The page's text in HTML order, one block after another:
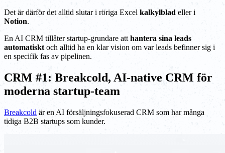
Det är därför det alltid slutar i röriga Excel kalkylblad eller i
Notion.
En AI CRM tillåter startup-grundare att hantera sina leads
automatiskt och alltid ha en klar vision om var leads befinner sig i
en specifik fas av pipelinen.
CRM #1: Breakcold, AI-native CRM för
moderna startup-team
Breakcold är en AI försäljningsfokuserad CRM som har många
tidiga B2B startups som kunder.